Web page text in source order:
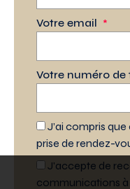
Votre email *
Votre numéro de
J’ai compris
prise de rendez-
J'accepte de
communications